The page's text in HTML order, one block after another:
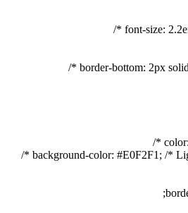
font-size:
border-bottom: 2px
background-color: #E0F2F1; /*